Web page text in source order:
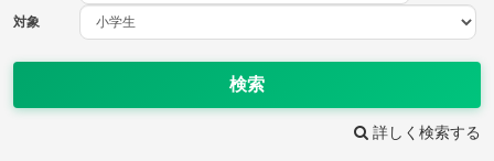
対象
検索
詳しく検索する